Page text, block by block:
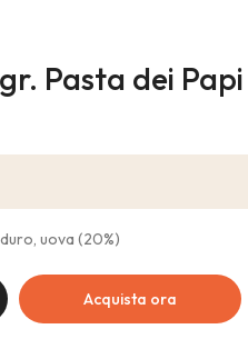
Pasta dei Papi
uova (20%)
Acquista ora